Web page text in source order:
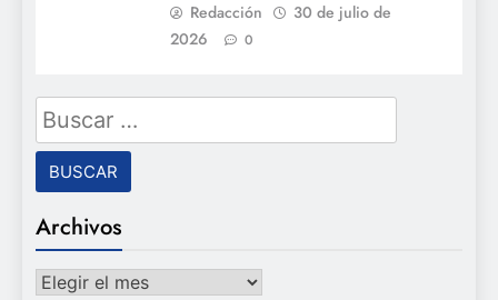
Redacción
30 de julio de
2026
0
Buscar:
Archivos
Archivos